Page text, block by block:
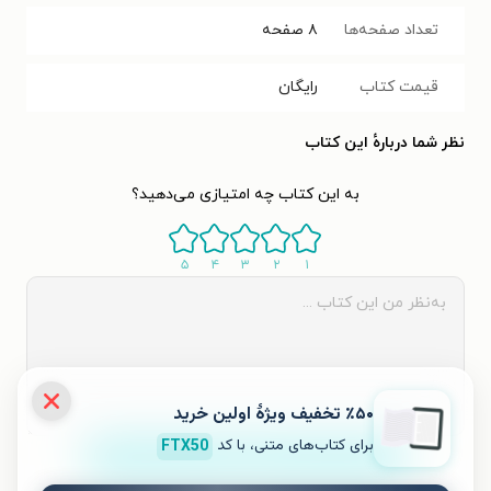
تعداد صفحه‌ها ۸ صفحه
قیمت کتاب رایگان
نظر شما دربارهٔ این کتاب
به این کتاب چه امتیازی می‌دهید؟
۱ ۲ ۳ ۴ ۵
ثبت نظر
٪۵۰ تخفیف ویژۀ اولین خرید
برای کتاب‌های متنی، با کد FTX50